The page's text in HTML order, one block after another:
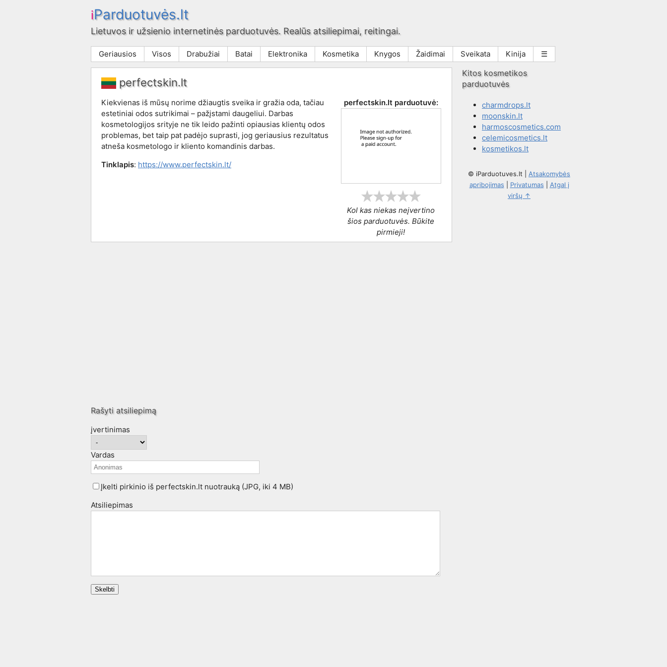
iParduotuvės.lt
Lietuvos ir užsienio internetinės parduotuvės. Realūs atsiliepimai, reitingai.
Geriausios Visos Drabužiai Batai Elektronika Kosmetika Knygos Žaidimai Sveikata Kinija ☰
perfectskin.lt
perfectskin.lt parduotuvė:
Kol kas niekas neįvertino
šios parduotuvės. Būkite
pirmieji!
Kiekvienas iš mūsų norime džiaugtis sveika ir gražia oda, tačiau
estetiniai odos sutrikimai – pažįstami daugeliui. Darbas
kosmetologijos srityje ne tik leido pažinti opiausias klientų odos
problemas, bet taip pat padėjo suprasti, jog geriausius rezultatus
atneša kosmetologo ir kliento komandinis darbas.
Tinklapis: https://www.perfectskin.lt/
Rašyti atsiliepimą
įvertinimas
Vardas
Įkelti pirkinio iš perfectskin.lt nuotrauką (JPG, iki 4 MB)
Atsiliepimas
Kitos kosmetikos
parduotuvės
charmdrops.lt
moonskin.lt
harmoscosmetics.com
celemicosmetics.lt
kosmetikos.lt
© iParduotuves.lt
Atsakomybės
apribojimas
Privatumas
Atgal į
viršų ↑